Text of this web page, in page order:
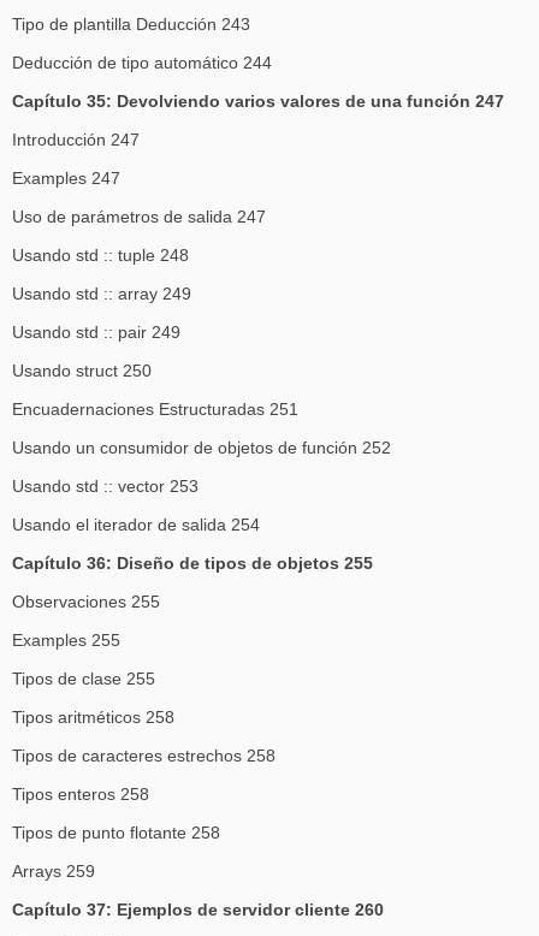
Tipo de plantilla Deducción 243
Deducción de tipo automático 244
Capítulo 35: Devolviendo varios valores de una función 247
Introducción 247
Examples 247
Uso de parámetros de salida 247
Usando std :: tuple 248
Usando std :: array 249
Usando std :: pair 249
Usando struct 250
Encuadernaciones Estructuradas 251
Usando un consumidor de objetos de función 252
Usando std :: vector 253
Usando el iterador de salida 254
Capítulo 36: Diseño de tipos de objetos 255
Observaciones 255
Examples 255
Tipos de clase 255
Tipos aritméticos 258
Tipos de caracteres estrechos 258
Tipos enteros 258
Tipos de punto flotante 258
Arrays 259
Capítulo 37: Ejemplos de servidor cliente 260